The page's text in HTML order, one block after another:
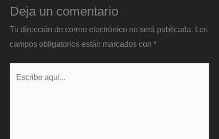
Deja un comentario
Tu dirección de correo electrónico no será publicada. Los
campos obligatorios están marcados con *